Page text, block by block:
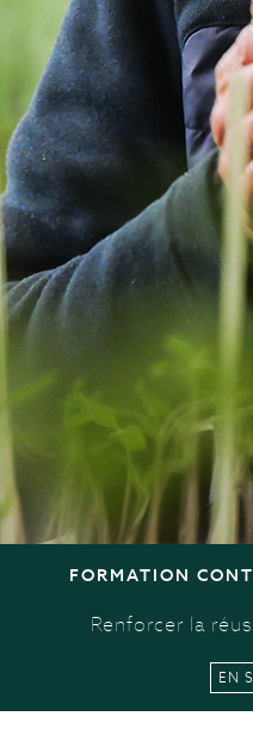
FORMATION
Renforcer la
EN